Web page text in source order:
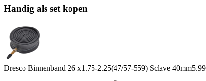
Handig als set kopen
Dresco Binnenband 26 x1.75-2.25(47/57-559) Sclave 40mm5.99